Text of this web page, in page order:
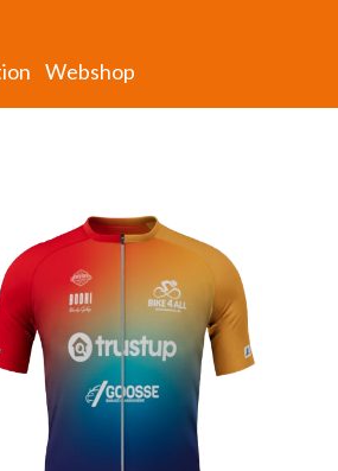
Webshop